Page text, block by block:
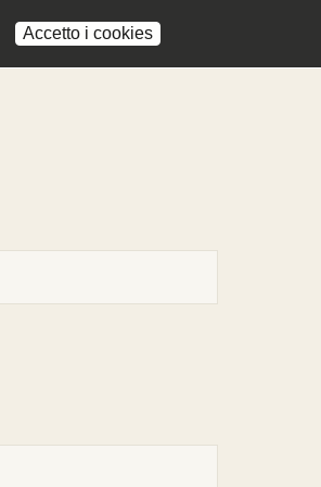
Accetto i cookies